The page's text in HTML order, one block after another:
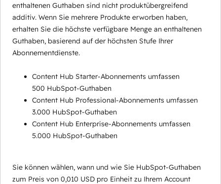
enthaltenen Guthaben sind nicht produktübergreifend
additiv. Wenn Sie mehrere Produkte erworben haben,
erhalten Sie die höchste verfügbare Menge an enthaltenen
Guthaben, basierend auf der höchsten Stufe Ihrer
Abonnementdienste.
Content Hub Starter-Abonnements umfassen
500 HubSpot-Guthaben
Content Hub Professional-Abonnements umfassen
3.000 HubSpot-Guthaben
Content Hub Enterprise-Abonnements umfassen
5.000 HubSpot-Guthaben
Sie können wählen, wann und wie Sie HubSpot-Guthaben
zum Preis von 0,010 USD pro Einheit zu Ihrem Account